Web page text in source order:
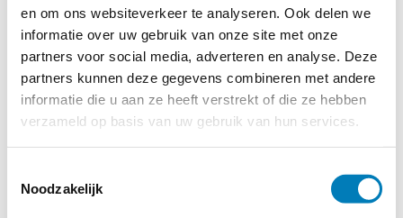
en om ons websiteverkeer te analyseren. Ook delen we
informatie over uw gebruik van onze site met onze
partners voor social media, adverteren en analyse. Deze
partners kunnen deze gegevens combineren met andere
informatie die u aan ze heeft verstrekt of die ze hebben
verzameld op basis van uw gebruik van hun services.
Noodzakelijk
© 2026MERWEtechniek B.V.-Disclaimer-Privacy Policy-
Cookieverklaring-Verdere contact gegevens